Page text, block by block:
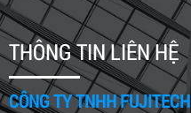
THÔNG TIN LIÊN HỆ
CÔNG TY TNHH FUJITECH